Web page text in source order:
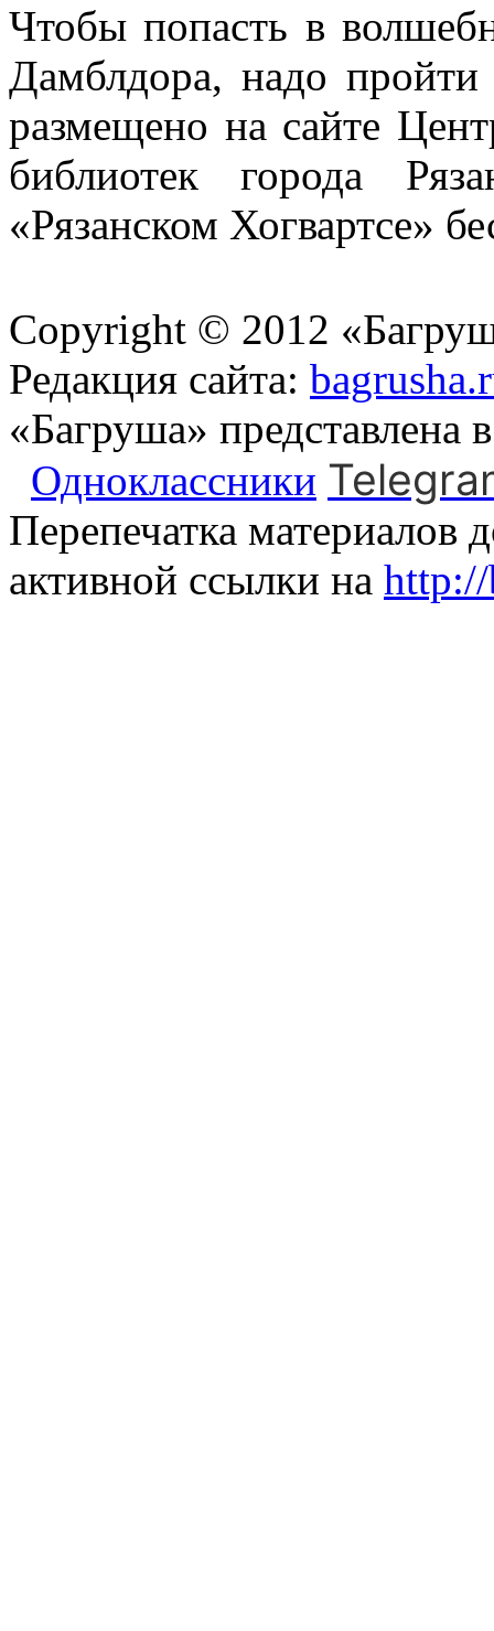
Чтобы попасть в
Дамблдора, надо пройти
размещено на сайте
библиотек города
«Рязанском Хогвартсе»
Copyright © 2012
Редакция сайта:
«Багруша» представлена
Одноклассники
Перепечатка материалов
активной ссылки на http://